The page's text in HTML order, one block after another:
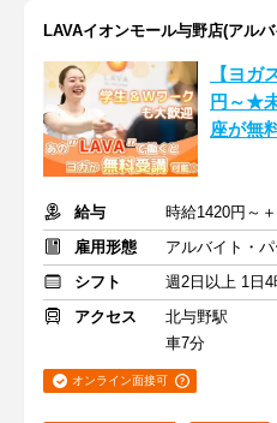
LAVAイオンモール与野店(アル
【ヨガ
円～★
座が無
給与
時給1420円～
雇用形態
アルバイト・パ
シフト
週2日以上 1日
アクセス
北与野駅
車7分
オンライン面接可